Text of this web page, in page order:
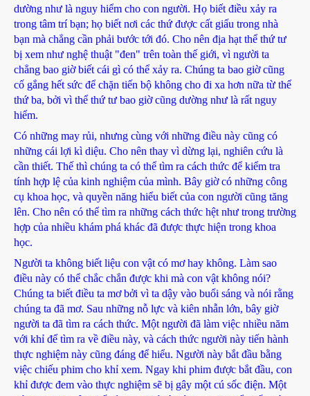
dường như là nguy hiểm cho con người. Họ biết điều xảy ra
trong tâm trí bạn; họ biết nơi các thứ được cất giấu trong nhà
bạn mà chẳng cần phải bước tới đó. Cho nên địa hạt thể thứ tư
bị xem như nghệ thuật "đen" trên toàn thế giới, vì người ta
chẳng bao giờ biết cái gì có thể xảy ra. Chúng ta bao giờ cũng
cố gắng hết sức để chặn tiến bộ không cho đi xa hơn nữa từ thể
thứ ba, bởi vì thể thứ tư bao giờ cũng dường như là rất nguy
hiểm.
Có những may rủi, nhưng cùng với những điều này cũng có
những cái lợi kì diệu. Cho nên thay vì dừng lại, nghiên cứu là
cần thiết. Thế thì chúng ta có thể tìm ra cách thức để kiểm tra
tính hợp lệ của kinh nghiệm của mình. Bây giờ có những công
cụ khoa học, và quyền năng hiểu biết của con người cũng tăng
lên. Cho nên có thể tìm ra những cách thức hệt như trong trường
hợp của nhiều khám phá khác đã được thực hiện trong khoa
học.
Người ta không biết liệu con vật có mơ hay không. Làm sao
điều này có thể chắc chắn được khi mà con vật không nói?
Chúng ta biết điều ta mơ bởi vì ta dậy vào buổi sáng và nói rằng
chúng ta đã mơ. Sau những nỗ lực và kiên nhẫn lớn, bây giờ
người ta đã tìm ra cách thức. Một người đã làm việc nhiều năm
với khỉ để tìm ra về điều này, và cách thức người này tiến hành
thực nghiệm này cũng đáng để hiểu. Người này bắt đầu bằng
việc chiếu phim cho khỉ xem. Ngay khi phim được bắt đầu, con
khỉ được đem vào thực nghiệm sẽ bị gây một cú sốc điện. Một